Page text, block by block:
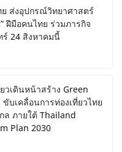
ย ส่งอุปกรณ์วิทยาศาสตร์
ฝีมือคนไทย ร่วมภารกิจ
ร์ 24 สิงหาคมนี้
วเดินหน้าสร้าง Green
บเคลื่อนการท่องเที่ยวไทย
ล ภายใต้ Thailand
Plan 2030